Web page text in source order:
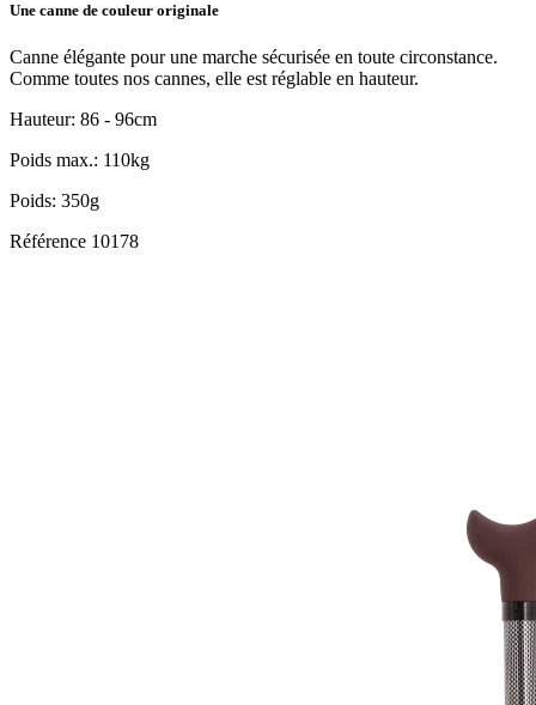
Une canne de couleur originale
Canne élégante pour une marche sécurisée en toute circonstance.
Comme toutes nos cannes, elle est réglable en hauteur.
Hauteur: 86 - 96cm
Poids max.: 110kg
Poids: 350g
Référence 10178